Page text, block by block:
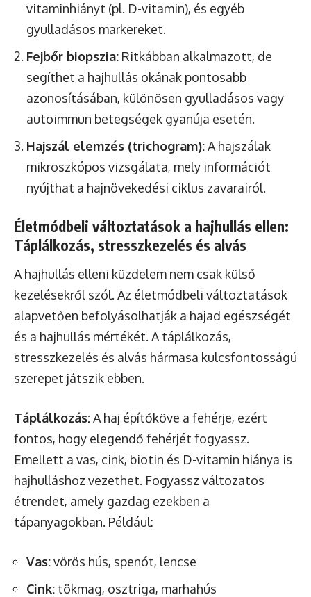
vitaminhiányt (pl. D-vitamin), és egyéb
gyulladásos markereket.
Fejbőr biopszia: Ritkábban alkalmazott, de
segíthet a hajhullás okának pontosabb
azonosításában, különösen gyulladásos vagy
autoimmun betegségek gyanúja esetén.
Hajszál elemzés (trichogram):A hajszálak
mikroszkópos vizsgálata, mely információt
nyújthat a hajnövekedési ciklus zavarairól.
Életmódbeli változtatások a hajhullás ellen:
Táplálkozás, stresszkezelés és alvás
A hajhullás elleni küzdelem nem csak külső
kezelésekről szól. Az életmódbeli változtatások
alapvetően befolyásolhatják a hajad egészségét
és a hajhullás mértékét. A táplálkozás,
stresszkezelés és alvás hármasa kulcsfontosságú
szerepet játszik ebben.
Táplálkozás:A haj építőköve a fehérje, ezért
fontos, hogy elegendő fehérjét fogyassz.
Emellett a vas, cink, biotin és D-vitamin hiánya is
hajhulláshoz vezethet. Fogyassz változatos
étrendet, amely gazdag ezekben a
tápanyagokban. Például:
Vas:vörös hús, spenót, lencse
Cink: tökmag, osztriga, marhahús